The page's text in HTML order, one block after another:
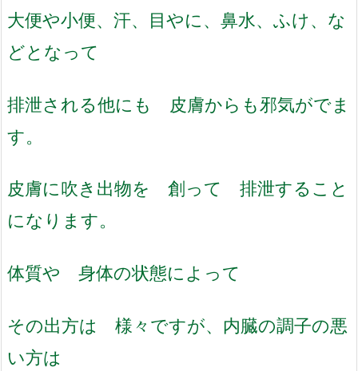
大便や小便、汗、目やに、鼻水、ふけ、な
どとなって
排泄される他にも 皮膚からも邪気がでま
す。
皮膚に吹き出物を 創って 排泄すること
になります。
体質や 身体の状態によって
その出方は 様々ですが、内臓の調子の悪
い方は